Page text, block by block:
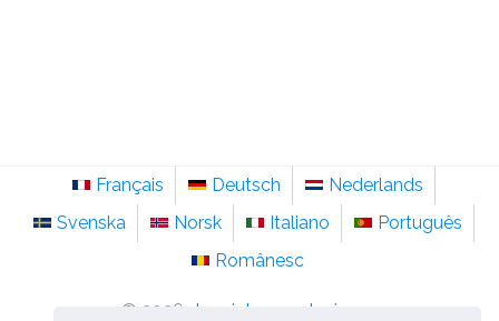
Français Deutsch
Nederlands
Svenska
Norsk Italiano
Português
Românesc
© 2026 de.sainte-anastasie.org